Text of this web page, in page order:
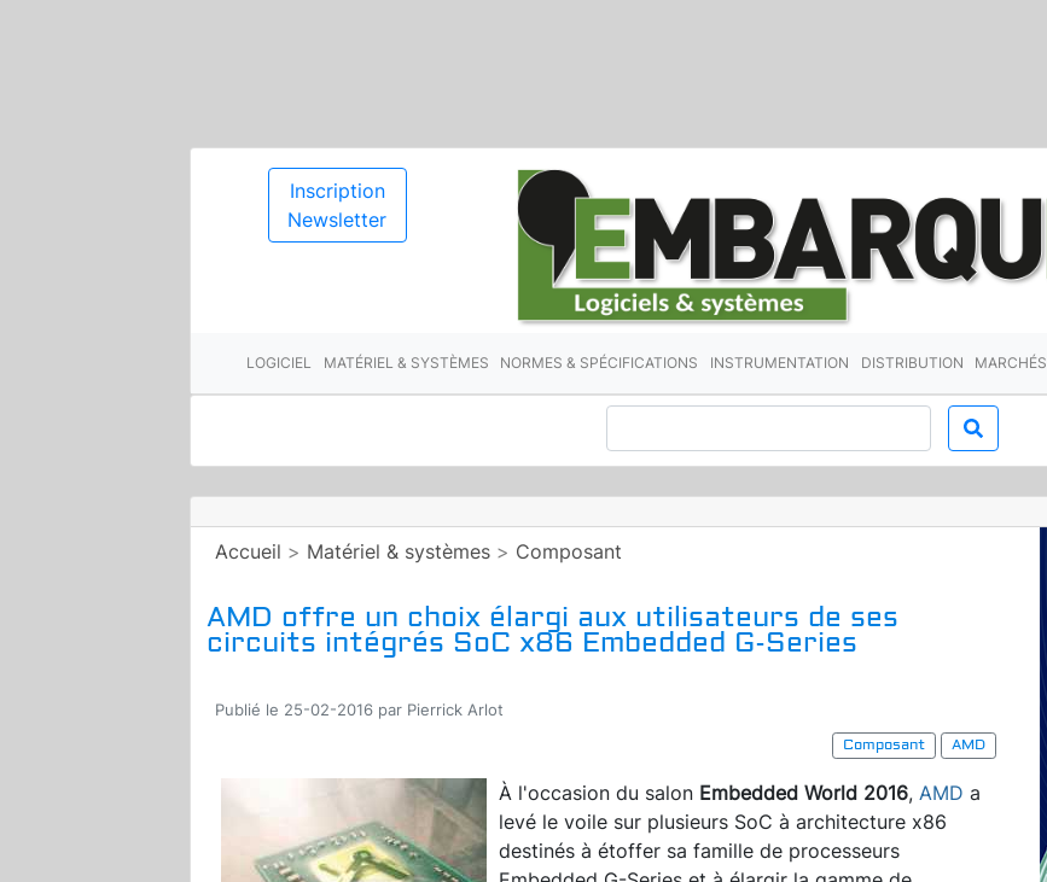
Inscription
Newsletter
LOGICIEL MATÉRIEL & SYSTÈMES NORMES & SPÉCIFICATIONS INSTRUMENTATION DISTRIBUTION MARCHÉS
Accueil > Matériel & systèmes > Composant
AMD offre un choix élargi aux utilisateurs de ses
circuits intégrés SoC x86 Embedded G-Series
Publié le 25-02-2016 par Pierrick Arlot
Composant
AMD
À l'occasion du salon Embedded World 2016, AMD a
levé le voile sur plusieurs SoC à architecture x86
destinés à étoffer sa famille de processeurs